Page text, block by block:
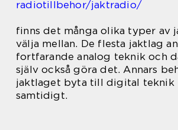
radiotillbehor/jaktradio/
finns det många olika typer av
välja mellan. De flesta jaktlag
fortfarande analog teknik och
själv också göra det. Annars
jaktlaget byta till digital teknik
samtidigt.